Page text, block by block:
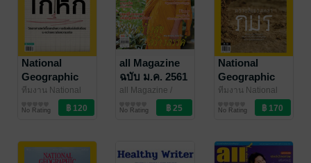
National
Geographic
No. 192
ทีมงาน National
Geographic /
Amarin Magazine
นิตยสารความรู้
No Rating
all Magazine
ฉบับ ม.ค. 2561
(01/61)
all Magazine /
BookSmileShop
นิตยสารความรู้
No Rating
National
Geographic
No. 298
ทีมงาน National
Geographic /
Amarin Magazine
นิตยสารความรู้
No Rating